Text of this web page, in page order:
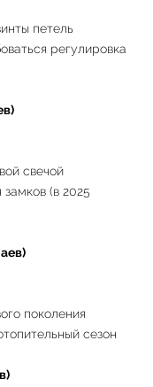
петель
регулировка
свечой
(в 2025
поколения
сезон